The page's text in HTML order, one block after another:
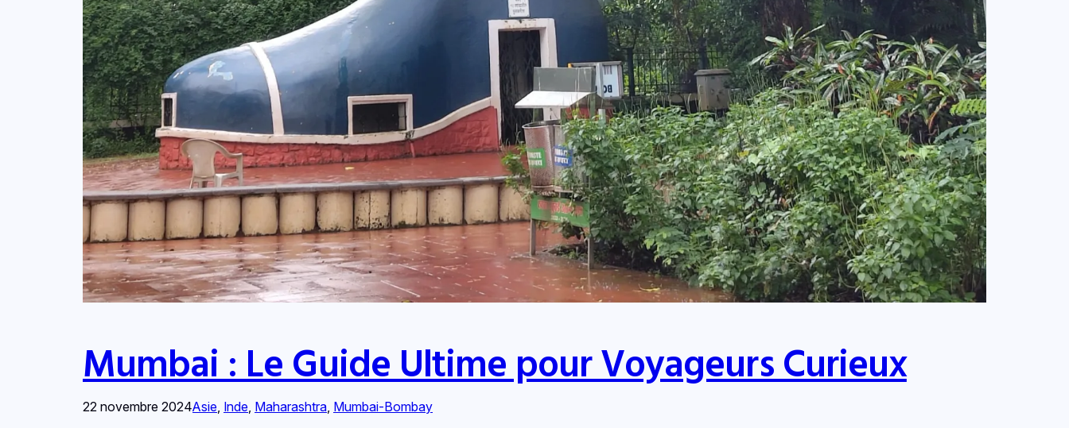
Mumbai : Le Guide Ultime pour Voyageurs Curieux
22 novembre 2024Asie Inde Maharashtra Mumbai-Bombay